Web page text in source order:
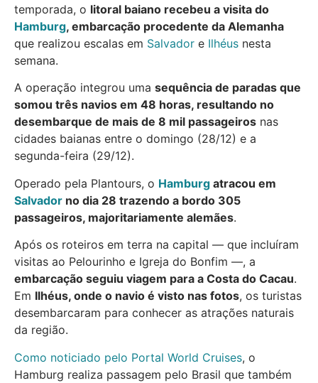
temporada, o litoral baiano recebeu a visita do
Hamburg, embarcação procedente da Alemanha
que realizou escalas em Salvador e Ilhéus nesta
semana.
A operação integrou uma sequência de paradas que
somou três navios em 48 horas, resultando no
desembarque de mais de 8 mil passageiros nas
cidades baianas entre o domingo (28/12) e a
segunda-feira (29/12).
Operado pela Plantours, o Hamburg atracou em
Salvador no dia 28 trazendo a bordo 305
passageiros, majoritariamente alemães.
Após os roteiros em terra na capital — que incluíram
visitas ao Pelourinho e Igreja do Bonfim —, a
embarcação seguiu viagem para a Costa do Cacau.
Em Ilhéus, onde o navio é visto nas fotos, os turistas
desembarcaram para conhecer as atrações naturais
da região.
Como noticiado pelo Portal World Cruises, o
Hamburg realiza passagem pelo Brasil que também